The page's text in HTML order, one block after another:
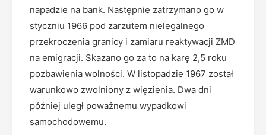
napadzie na bank. Następnie zatrzymano go w
styczniu 1966 pod zarzutem nielegalnego
przekroczenia granicy i zamiaru reaktywacji ZMD
na emigracji. Skazano go za to na karę 2,5 roku
pozbawienia wolności. W listopadzie 1967 został
warunkowo zwolniony z więzienia. Dwa dni
później uległ poważnemu wypadkowi
samochodowemu.